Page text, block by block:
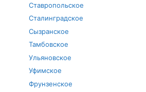
Ставропольское
Сталинградское
Сызранское
Тамбовское
Ульяновское
Уфимское
Фрунзенское